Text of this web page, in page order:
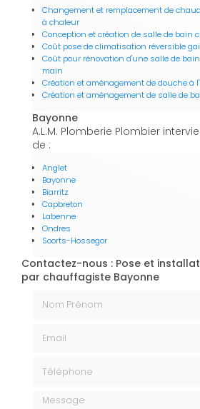
Changement et remplacement de
à chaleur
Conception et création de salle de bain
Coût pose de climatisation réversible
Coût pour rénovation d'une salle de
main
Création et aménagement de douche à
Création et aménagement de salle de
Bayonne
A.L.M. Plomberie Plombier
de :
Anglet
Bayonne
Biarritz
Capbreton
Labenne
Ondres
Soorts-Hossegor
Contactez-nous : Pose et
par chauffagiste Bayonne
Message